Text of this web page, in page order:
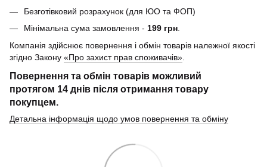
Безготівковий розрахунок (для ЮО та ФОП)
Мінімальна сума замовлення - 199 грн.
Компанія здійснює повернення і обмін товарів належної якості
згідно Закону «Про захист прав споживачів»
Повернення та обмін товарів можливий
протягом 14 днів після отримання товару
покупцем.
Детальна інформація щодо умов повернення та обміну